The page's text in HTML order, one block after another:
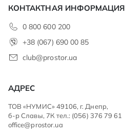
КОНТАКТНАЯ ИНФОРМАЦИЯ
0 800 600 200
+38 (067) 690 00 85
club@prostor.ua
АДРЕС
ТОВ «НУМИС» 49106, г. Днепр,
б-р Славы, 7К тел.: (056) 376 79 61
office@prostor.ua